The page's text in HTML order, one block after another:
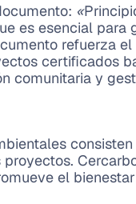
«
es esencial
refuerza
certificados
comunitaria y
el